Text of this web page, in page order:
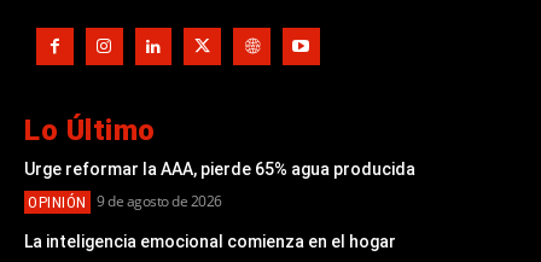
Lo Último
Urge reformar la AAA, pierde 65% agua producida
OPINIÓN 9 de agosto de 2026
La inteligencia emocional comienza en el hogar